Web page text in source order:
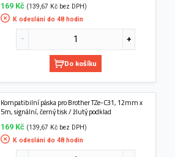
169 Kč (139,67 Kč bez DPH)
K odeslání do 48 hodin
Do košíku
Kompatibilní páska pro Brother TZe-C31, 12mm x
5m, signální, černý tisk / žlutý podklad
169 Kč (139,67 Kč bez DPH)
K odeslání do 48 hodin